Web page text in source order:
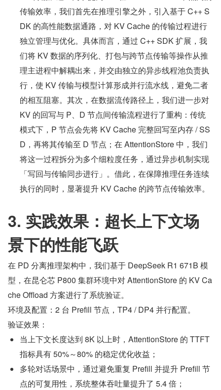
传输效率，我们首先在推理引擎之外，引入基于 C++ S
DK 的高性能数据通路，对 KV Cache 的传输过程进行
独立管理与优化。具体而言，通过 C++ SDK 扩展，我
们将 KV 数据的序列化、打包与跨节点传输等操作从推
理主进程中解耦出来，并交由独立的异步线程池负责执
行，使 KV 传输与模型计算形成并行流水线，避免二者
的相互阻塞。其次，在数据流传路径上，我们进一步对
KV 的回写与 P、D 节点间传输流程进行了重构：传统
模式下，P 节点会先将 KV Cache 完整回写至内存 / SS
D，再将其传输至 D 节点；在 AttentionStore 中，我们
将这一过程拆分为多个细粒度任务，通过异步机制实现
「写回与传输同步进行」。借此，在保障推理任务连续
执行的同时，显著提升 KV Cache 的跨节点传输效率。
3. 实践效果：超长上下文场
景下的性能飞跃
在 PD 分离推理架构中，我们基于 DeepSeek R1 671B 模
型，在昆仑芯 P800 集群环境中对 AttentionStore 的 KV Ca
che Offload 方案进行了系统验证。
环境及配置：2 台 Prefill 节点，TP4 / DP4 并行配置。
验证效果：
当上下文长度达到 8K 以上时，AttentionStore 的 TTFT
指标具有 50%～80% 的稳定优化收益；
多轮对话场景中，通过避免重复 Prefill 并提升 Prefill 节
点的可复用性，系统整体吞吐量提升了 5.4 倍；